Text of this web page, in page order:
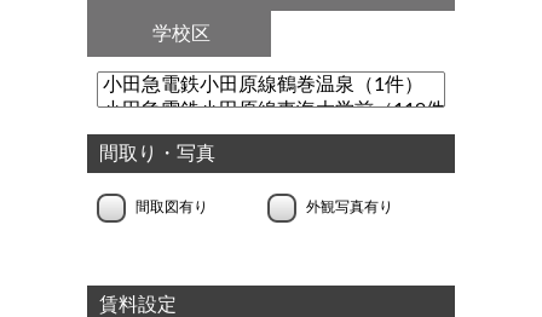
学校区
間取り・写真
間取図有り 外観写真有り
賃料設定